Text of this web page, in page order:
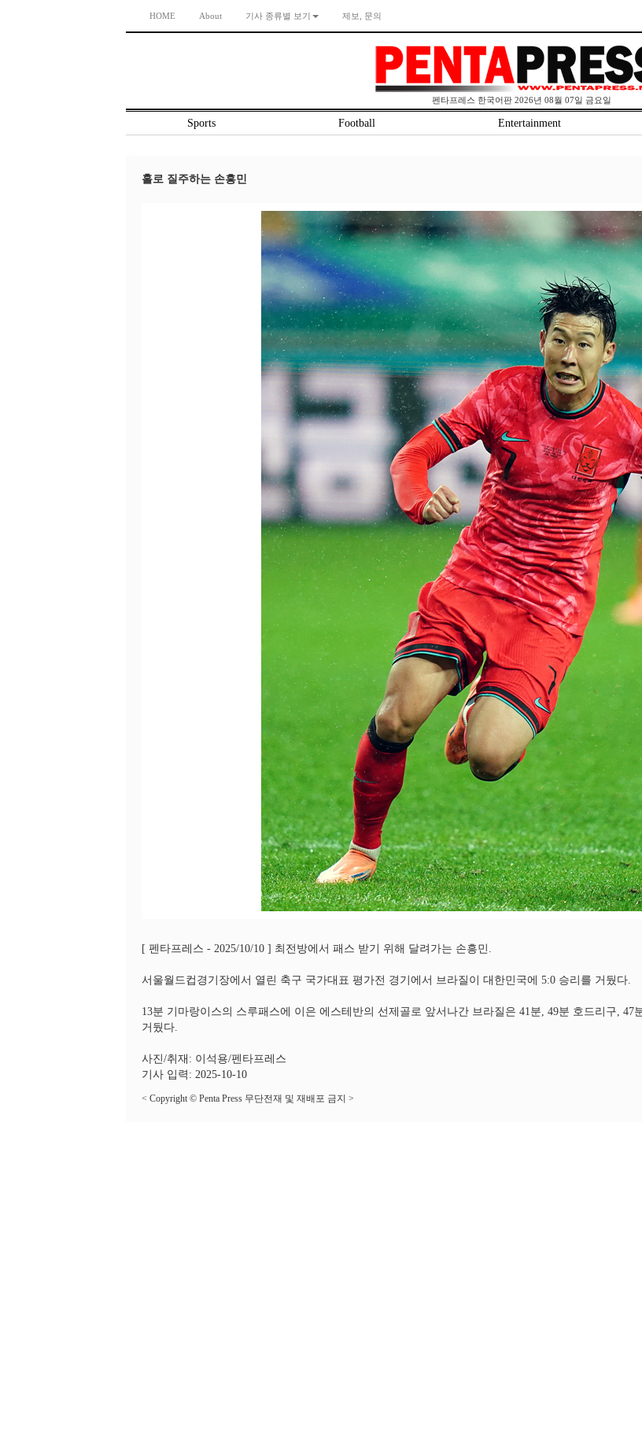
HOME About 기사 종류별 보기 제보, 문의
펜타프레스 한국어판 2026년 08월 07일 금요일
Sports Football Entertainment
홀로 질주하는 손흥민
[ 펜타프레스 - 2025/10/10 ] 최전방에서 패스 받기 위해 달려가는 손흥민.
서울월드컵경기장에서 열린 축구 국가대표 평가전 경기에서 브라질이 대한민국에 5:0 승리를 거뒀다.
13분 기마랑이스의 스루패스에 이은 에스테반의 선제골로 앞서나간 브라질은 41분, 49분 호드리구,
거뒀다.
사진/취재: 이석용/펜타프레스
기사 입력: 2025-10-10
< Copyright © Penta Press 무단전재 및 재배포 금지 >